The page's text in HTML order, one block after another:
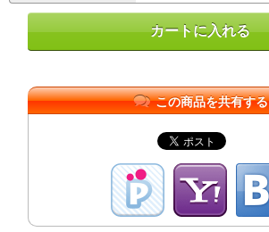
この商品を共有する